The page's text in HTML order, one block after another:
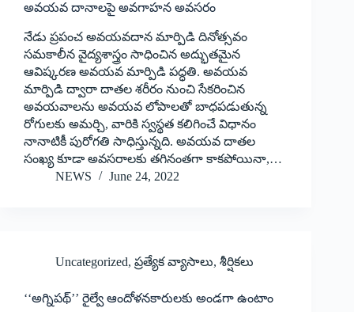
అవయవ దానాలపై అవగాహన అవసరం
నేడు ప్రపంచ అవయవదాన మార్పిడి దినోత్సవం
సమకాలీన వైద్యశాస్త్రం సాధించిన అద్భుతమైన
ఆవిష్కరణ అవయవ మార్పిడి పద్ధతి. అవయవ
మార్పిడి ద్వారా దాతల శరీరం నుంచి సేకరించిన
అవయవాలను అవయవ లోపాలతో బాధపడుతున్న
రోగులకు అమర్చి, వారికి స్వస్థత కలిగించే విధానం
నానాటికీ పురోగతి సాధిస్తున్నది. అవయవ దాతల
సంఖ్య కూడా అవసరాలకు తగినంతగా కాకపోయినా,…
NEWS
June 24, 2022
Uncategorized, ప్రత్యేక వ్యాసాలు, శీర్షికలు
‘‘అగ్నిపథ్‌’’ ‌రైల్వే ఆందోళనకారులకు అండగా ఉంటాం